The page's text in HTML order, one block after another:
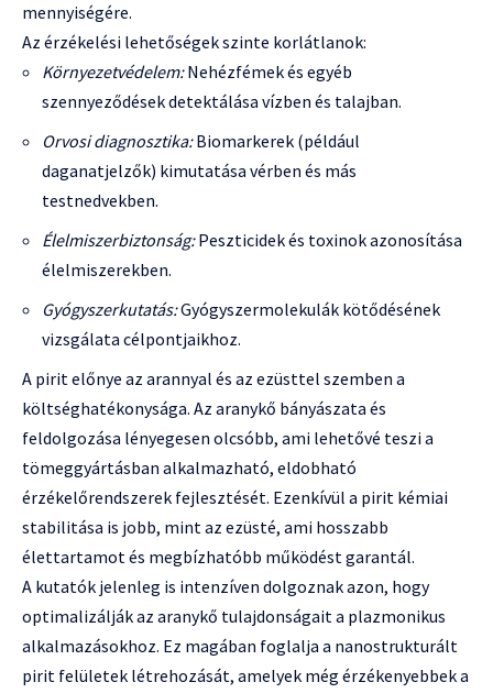
mennyiségére.
Az érzékelési lehetőségek szinte korlátlanok:
Környezetvédelem:Nehézfémek és egyéb
szennyeződések detektálása vízben és talajban.
Orvosi diagnosztika:Biomarkerek (például
daganatjelzők) kimutatása vérben és más
testnedvekben.
Élelmiszerbiztonság:Peszticidek és toxinok azonosítása
élelmiszerekben.
Gyógyszerkutatás:Gyógyszermolekulák kötődésének
vizsgálata célpontjaikhoz.
A pirit előnye az arannyal és az ezüsttel szemben a
költséghatékonysága. Az aranykő bányászata és
feldolgozása lényegesen olcsóbb, ami lehetővé teszi a
tömeggyártásban alkalmazható, eldobható
érzékelőrendszerek fejlesztését. Ezenkívül a pirit kémiai
stabilitása is jobb, mint az ezüsté, ami hosszabb
élettartamot és megbízhatóbb működést garantál.
A kutatók jelenleg is intenzíven dolgoznak azon, hogy
optimalizálják az aranykő tulajdonságait a plazmonikus
alkalmazásokhoz. Ez magában foglalja a nanostrukturált
pirit felületek létrehozását, amelyek még érzékenyebbek a